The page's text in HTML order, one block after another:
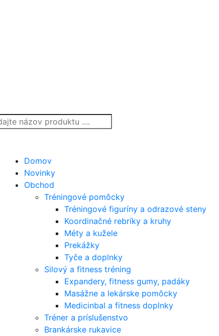
Domov
Novinky
Obchod
Tréningové pomôcky
Tréningové figuríny a odrazové steny
Koordinačné rebríky a kruhy
Méty a kužele
Prekážky
Tyče a doplnky
Silový a fitness tréning
Expandery, fitness gumy, padáky
Masážne a lekárske pomôcky
Medicinbal a fitness doplnky
Tréner a príslušenstvo
Brankárske rukavice